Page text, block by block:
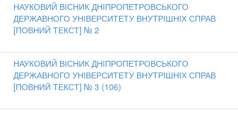
НАУКОВИЙ ВІСНИК ДНІПРОПЕТРОВСЬКОГО
ДЕРЖАВНОГО УНІВЕРСИТЕТУ ВНУТРІШНІХ СПРАВ
[ПОВНИЙ ТЕКСТ] № 2
НАУКОВИЙ ВІСНИК ДНІПРОПЕТРОВСЬКОГО
ДЕРЖАВНОГО УНІВЕРСИТЕТУ ВНУТРІШНІХ СПРАВ
[ПОВНИЙ ТЕКСТ] № 3 (106)